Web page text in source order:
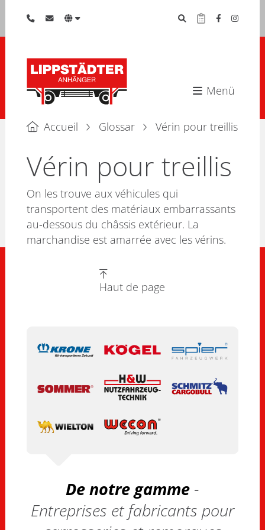
Menü
Accueil Glossar Vérin pour treillis
Vérin pour treillis
On les trouve aux véhicules qui
transportent des matériaux embarrassants
au-dessous du châssis extérieur. La
marchandise est amarrée avec les vérins.
Haut de page
De notre gamme -
Entreprises et fabricants pour